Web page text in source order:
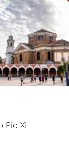
Pio XI